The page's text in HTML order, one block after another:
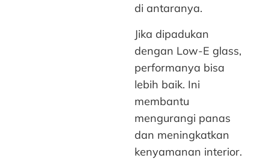
di antaranya.
Jika dipadukan
dengan Low-E glass,
performanya bisa
lebih baik. Ini
membantu
mengurangi panas
dan meningkatkan
kenyamanan interior.